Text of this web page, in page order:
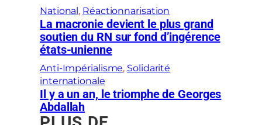
National, Réactionnarisation
La macronie devient le plus grand
soutien du RN sur fond d’ingérence
états-unienne
Anti-Impérialisme, Solidarité
internationale
Il y a un an, le triomphe de Georges
Abdallah